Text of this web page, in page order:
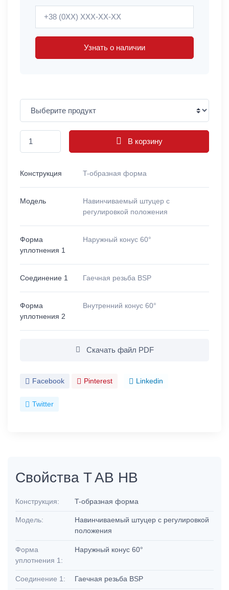
Узнать о наличии
В корзину
Конструкция T-образная форма
Модель
Навинчиваемый штуцер с
регулировкой положения
Форма
уплотнения 1
Наружный конус 60°
Соединение 1 Гаечная резьба BSP
Форма
уплотнения 2
Внутренний конус 60°
Скачать файл PDF
Facebook Pinterest Linkedin
Twitter
Свойства T AB HB
Конструкция: T-образная форма
Модель:
Навинчиваемый штуцер с регулировкой
положения
Форма
уплотнения 1:
Наружный конус 60°
Соединение 1: Гаечная резьба BSP